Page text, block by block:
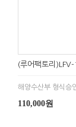
(루어팩토리
해양수산부 형식승
110,000원